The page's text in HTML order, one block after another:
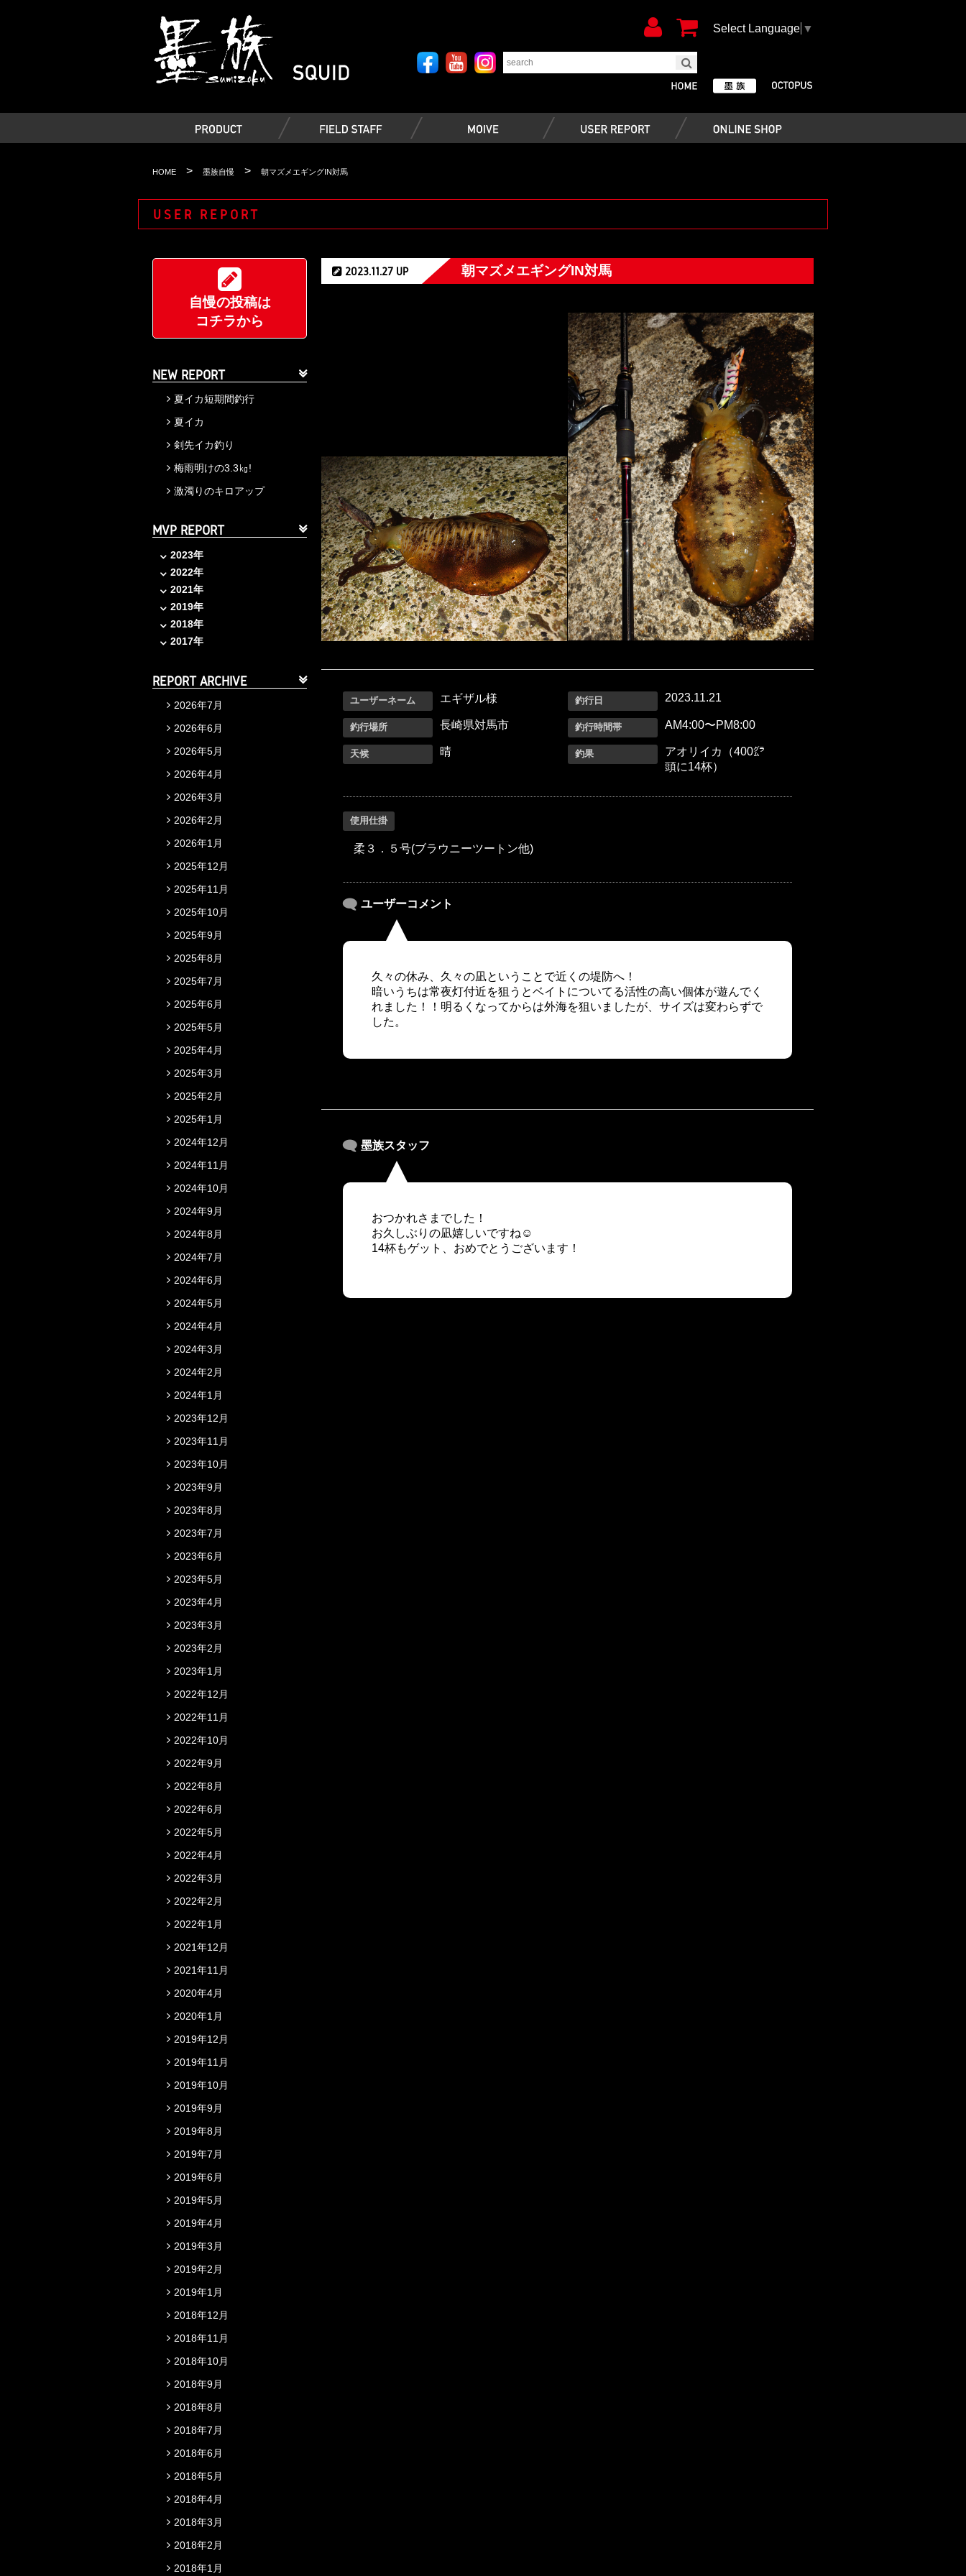
Select Language ▼
HOME > 墨族自慢 > 朝マズメエギングIN対馬
USER REPORT
自慢の投稿は
コチラから
NEW REPORT
夏イカ短期間釣行
夏イカ
剣先イカ釣り
梅雨明けの3.3㎏!
激濁りのキロアップ
MVP REPORT
2023年
2022年
2021年
2019年
2018年
2017年
REPORT ARCHIVE
2026年7月
2026年6月
2026年5月
2026年4月
2026年3月
2026年2月
2026年1月
2025年12月
2025年11月
2025年10月
2025年9月
2025年8月
2025年7月
2025年6月
2025年5月
2025年4月
2025年3月
2025年2月
2025年1月
2024年12月
2024年11月
2024年10月
2024年9月
2024年8月
2024年7月
2024年6月
2024年5月
2024年4月
2024年3月
2024年2月
2024年1月
2023年12月
2023年11月
2023年10月
2023年9月
2023年8月
2023年7月
2023年6月
2023年5月
2023年4月
2023年3月
2023年2月
2023年1月
2022年12月
2022年11月
2022年10月
2022年9月
2022年8月
2022年6月
2022年5月
2022年4月
2022年3月
2022年2月
2022年1月
2021年12月
2021年11月
2020年4月
2020年1月
2019年12月
2019年11月
2019年10月
2019年9月
2019年8月
2019年7月
2019年6月
2019年5月
2019年4月
2019年3月
2019年2月
2019年1月
2018年12月
2018年11月
2018年10月
2018年9月
2018年8月
2018年7月
2018年6月
2018年5月
2018年4月
2018年3月
2018年2月
2018年1月
2023.11.27 UP 朝マズメエギングIN対馬
ユーザーネーム エギザル様 釣行日 2023.11.21
釣行場所 長崎県対馬市 釣行時間帯 AM4:00〜PM8:00
天候 晴 釣果
アオリイカ（400㌘
頭に14杯）
使用仕掛
柔３．５号(ブラウニーツートン他)
ユーザーコメント
久々の休み、久々の凪ということで近くの堤防へ！
暗いうちは常夜灯付近を狙うとベイトについてる活性の高い個体が遊んでく
れました！！明るくなってからは外海を狙いましたが、サイズは変わらずで
した。
墨族スタッフ
おつかれさまでした！
お久しぶりの凪嬉しいですね☺
14杯もゲット、おめでとうございます！